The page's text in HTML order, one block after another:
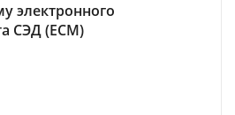
электронного
СЭД (ECM)